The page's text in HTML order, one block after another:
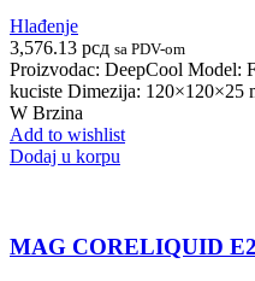
Hlađenje
3,576.13 рсд sa PDV-om
Proizvodac: DeepCool Model:
kuciste Dimezija: 120×120×25
W Brzina
Add to wishlist
Dodaj u korpu
MAG CORELIQUID